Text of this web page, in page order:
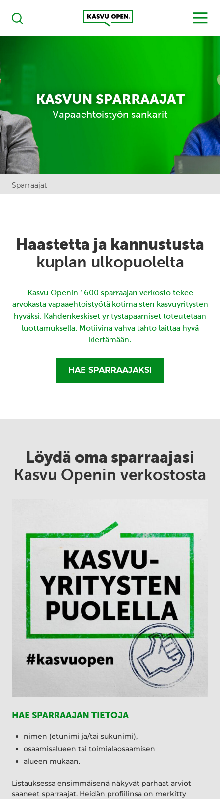
Haku
Kasvu Open
MENU
KASVUN SPARRAAJAT
Vapaaehtoistyön sankarit
Sparraajat
Haastetta ja kannustusta
kuplan ulkopuolelta
Kasvu Openin 1600 sparraajan verkosto tekee
arvokasta vapaaehtoistyötä kotimaisten kasvuyritysten
hyväksi. Kahdenkeskiset yritystapaamiset toteutetaan
luottamuksella. Motiivina vahva tahto laittaa hyvä
kiertämään.
HAE SPARRAAJAKSI
Löydä oma sparraajasi
Kasvu Openin verkostosta
HAE SPARRAAJAN TIETOJA
nimen (etunimi ja/tai sukunimi),
osaamisalueen tai toimialaosaamisen
alueen mukaan.
Listauksessa ensimmäisenä näkyvät parhaat arviot
saaneet sparraajat. Heidän profiilinsa on merkitty